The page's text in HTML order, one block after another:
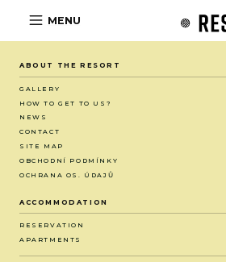
MENU
ABOUT THE RESORT
GALLERY
HOW TO GET TO US?
NEWS
CONTACT
SITE MAP
OBCHODNÍ PODMÍNKY
OCHRANA OS. ÚDAJŮ
ACCOMMODATION
RESERVATION
APARTMENTS